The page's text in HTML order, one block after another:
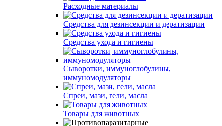
Расходные материалы
Средства для дезинсекции и дератизации
Средства ухода и гигиены
Сыворотки, иммуноглобулины,
иммуномодуляторы
Спреи, мази, гели, масла
Товары для животных